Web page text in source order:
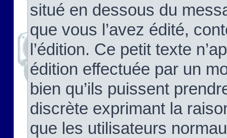
situé en dessous du
que vous l’avez édité,
l’édition. Ce petit texte
édition effectuée par un
bien qu’ils puissent
discrète exprimant la
que les utilisateurs